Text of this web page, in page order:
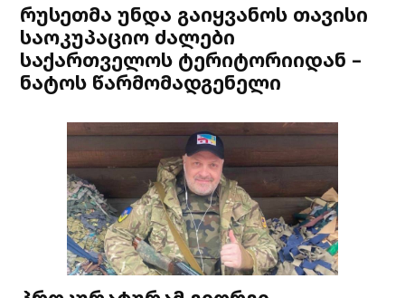
რუსეთმა უნდა გაიყვანოს თავისი
საოკუპაციო ძალები
საქართველოს ტერიტორიიდან –
ნატოს წარმომადგენელი